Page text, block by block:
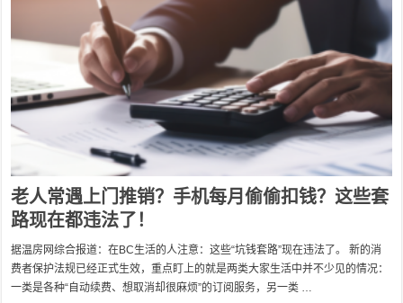
老人常遇上门推销？手机每月偷偷扣钱？这些套
路现在都违法了！
据温房网综合报道：在BC生活的人注意：这些“坑钱套路”现在违法了。 新的消
费者保护法规已经正式生效，重点盯上的就是两类大家生活中并不少见的情况：
一类是各种“自动续费、想取消却很麻烦”的订阅服务，另一类 …